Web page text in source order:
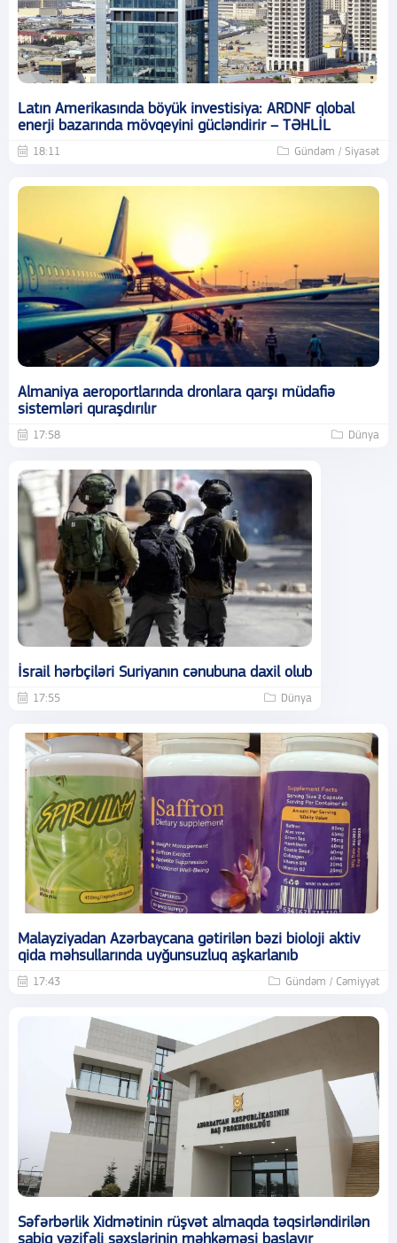
Latın Amerikasında böyük investisiya: ARDNF qlobal
enerji bazarında mövqeyini gücləndirir – TƏHLİL
18:11 Gündəm / Siyasət
Almaniya aeroportlarında dronlara qarşı müdafiə
sistemləri quraşdırılır
17:58 Dünya
İsrail hərbçiləri Suriyanın cənubuna daxil olub
17:55 Dünya
Malayziyadan Azərbaycana gətirilən bəzi bioloji aktiv
qida məhsullarında uyğunsuzluq aşkarlanıb
17:43 Gündəm / Cəmiyyət
Səfərbərlik Xidmətinin rüşvət almaqda təqsirləndirilən